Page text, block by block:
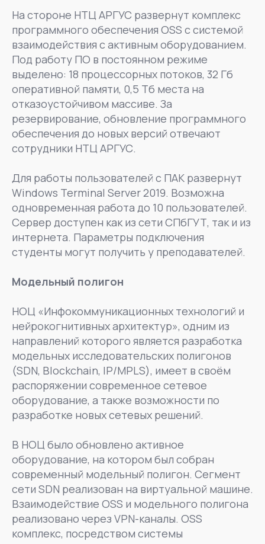
На стороне НТЦ АРГУС развернут комплекс
программного обеспечения OSS с системой
взаимодействия с активным оборудованием.
Под работу ПО в постоянном режиме
выделено: 18 процессорных потоков, 32 Гб
оперативной памяти, 0,5 Тб места на
отказоустойчивом массиве. За
резервирование, обновление программного
обеспечения до новых версий отвечают
сотрудники НТЦ АРГУС.
Для работы пользователей с ПАК развернут
Windows Terminal Server 2019. Возможна
одновременная работа до 10 пользователей.
Сервер доступен как из сети СПбГУТ, так и из
интернета. Параметры подключения
студенты могут получить у преподавателей.
Модельный полигон
НОЦ «Инфокоммуникационных технологий и
нейрокогнитивных архитектур», одним из
направлений которого является разработка
модельных исследовательских полигонов
(SDN, Blockchain, IP/MPLS), имеет в своём
распоряжении современное сетевое
оборудование, а также возможности по
разработке новых сетевых решений.
В НОЦ было обновлено активное
оборудование, на котором был собран
современный модельный полигон. Сегмент
сети SDN реализован на виртуальной машине.
Взаимодействие OSS и модельного полигона
реализовано через VPN-каналы. OSS
комплекс, посредством системы